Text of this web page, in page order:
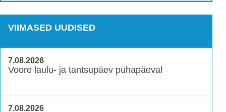
VIIMASED UUDISED
7.08.2026
Voore laulu- ja tantsupäev pühapäeval
7.08.2026